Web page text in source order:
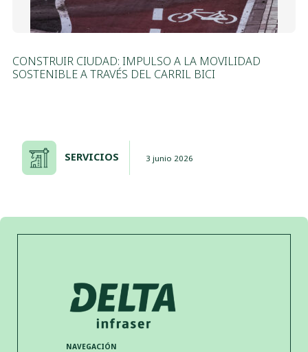
CONSTRUIR CIUDAD: IMPULSO A LA MOVILIDAD
SOSTENIBLE A TRAVÉS DEL CARRIL BICI
SERVICIOS 3 junio 2026
NAVEGACIÓN